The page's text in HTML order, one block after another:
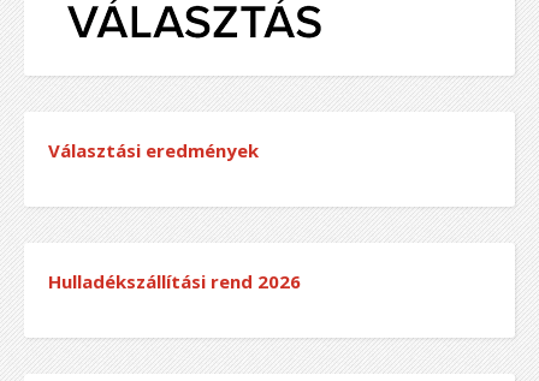
Választási eredmények
Hulladékszállítási rend 2026